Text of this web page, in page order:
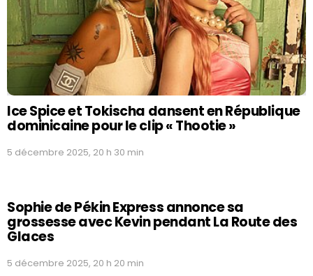
Ice Spice et Tokischa dansent en République
dominicaine pour le clip « Thootie »
5 décembre 2025, 20 h 30 min
Sophie de Pékin Express annonce sa
grossesse avec Kevin pendant La Route des
Glaces
5 décembre 2025, 20 h 20 min